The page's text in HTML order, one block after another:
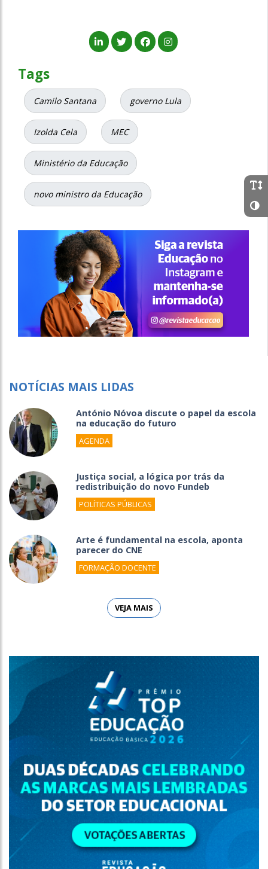
Tags
Camilo Santana governo Lula
Izolda Cela MEC
Ministério da Educação
novo ministro da Educação
NOTÍCIAS MAIS LIDAS
António Nóvoa discute o papel da escola
na educação do futuro
AGENDA
Justiça social, a lógica por trás da
redistribuição do novo Fundeb
POLÍTICAS PÚBLICAS
Arte é fundamental na escola, aponta
parecer do CNE
FORMAÇÃO DOCENTE
VEJA MAIS